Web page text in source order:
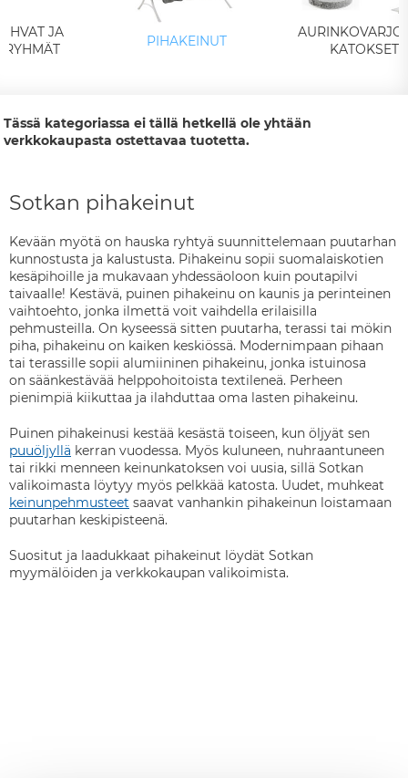
JA
PIHAKEINUT
KATOKSET
Tässä kategoriassa ei tällä hetkellä ole yhtään
verkkokaupasta ostettavaa tuotetta.
Sotkan pihakeinut
Kevään myötä on hauska ryhtyä suunnittelemaan puutarhan
kunnostusta ja kalustusta. Pihakeinu sopii suomalaiskotien
kesäpihoille ja mukavaan yhdessäoloon kuin poutapilvi
taivaalle! Kestävä, puinen pihakeinu on kaunis ja perinteinen
vaihtoehto, jonka ilmettä voit vaihdella erilaisilla
pehmusteilla. On kyseessä sitten puutarha, terassi tai mökin
piha, pihakeinu on kaiken keskiössä. Modernimpaan pihaan
tai terassille sopii alumiininen pihakeinu, jonka istuinosa
on säänkestävää helppohoitoista textileneä. Perheen
pienimpiä kiikuttaa ja ilahduttaa oma lasten pihakeinu.
Puinen pihakeinusi kestää kesästä toiseen, kun öljyät sen
puuöljyllä kerran vuodessa. Myös kuluneen, nuhraantuneen
tai rikki menneen keinunkatoksen voi uusia, sillä Sotkan
valikoimasta löytyy myös pelkkää katosta. Uudet, muhkeat
keinunpehmusteet saavat vanhankin pihakeinun loistamaan
puutarhan keskipisteenä.
Suositut ja laadukkaat pihakeinut löydät Sotkan
myymälöiden ja verkkokaupan valikoimista.